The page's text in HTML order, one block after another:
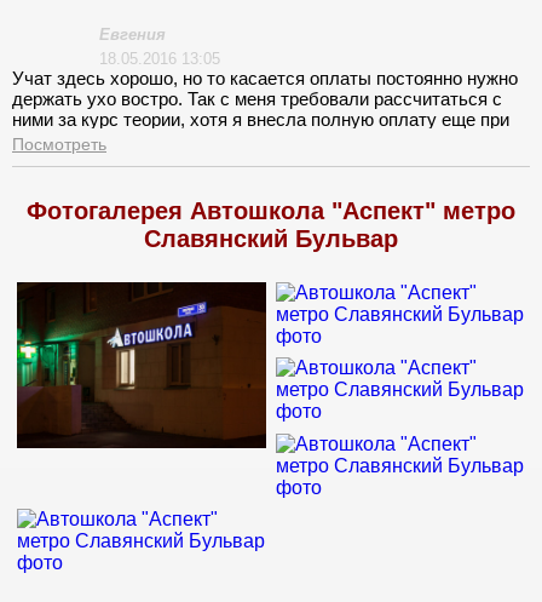
Евгения
18.05.2016 13:05
Учат здесь хорошо, но то касается оплаты постоянно нужно
держать ухо востро. Так с меня требовали рассчитаться с
ними за курс теории, хотя я внесла полную оплату еще при
записи. Доказала только квитанцией об оплате.
Посмотреть
Фотогалерея Автошкола "Аспект" метро
Славянский Бульвар